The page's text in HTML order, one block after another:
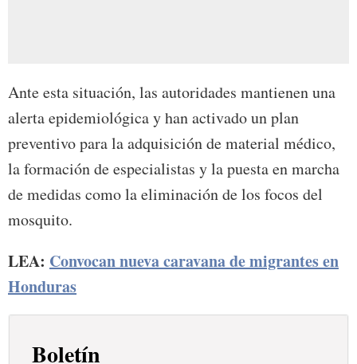
Ante esta situación, las autoridades mantienen una
alerta epidemiológica y han activado un plan
preventivo para la adquisición de material médico,
la formación de especialistas y la puesta en marcha
de medidas como la eliminación de los focos del
mosquito.
LEA: Convocan nueva caravana de migrantes en
Honduras
Boletín